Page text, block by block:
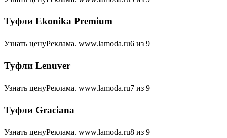
Туфли Ekonika Premium
Узнать ценуРеклама. www.lamoda.ru6 из 9
Туфли Lenuver
Узнать ценуРеклама. www.lamoda.ru7 из 9
Туфли Graciana
Узнать ценуРеклама. www.lamoda.ru8 из 9